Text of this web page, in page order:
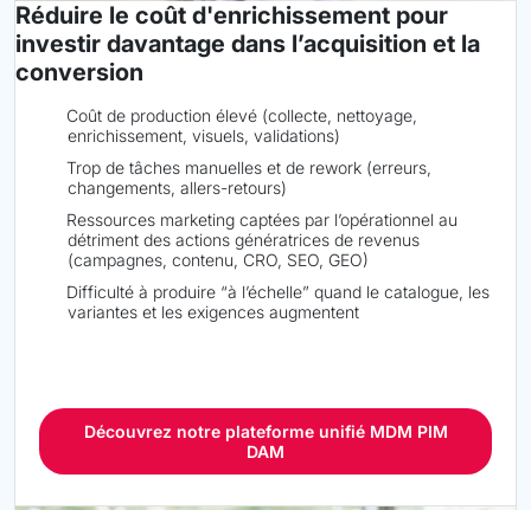
Réduire le coût d'enrichissement pour
investir davantage dans l’acquisition et la
conversion
Coût de production élevé (collecte, nettoyage,
enrichissement, visuels, validations)
Trop de tâches manuelles et de rework (erreurs,
changements, allers-retours)
Ressources marketing captées par l’opérationnel au
détriment des actions génératrices de revenus
(campagnes, contenu, CRO, SEO, GEO)
Difficulté à produire “à l’échelle” quand le catalogue, les
variantes et les exigences augmentent
Découvrez notre plateforme unifié MDM PIM
DAM